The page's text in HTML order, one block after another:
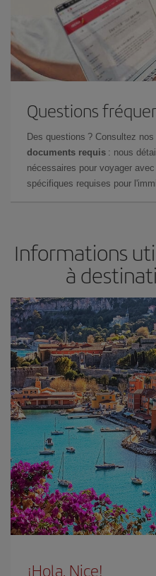
Questions
Des questions ? Consultez nos
documents requis : nous
nécessaires pour voyager
spécifiques requises pour
Informations
à
¡Hola, Nice!